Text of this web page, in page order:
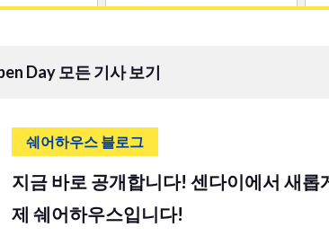
Day 모든 기사 보기
쉐어하우스 블로그
지금 바로 공개합니다! 센다이에서 새롭
제 쉐어하우스입니다!